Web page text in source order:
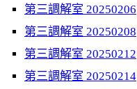
第三調解室 20250206
第三調解室 20250208
第三調解室 20250212
第三調解室 20250214